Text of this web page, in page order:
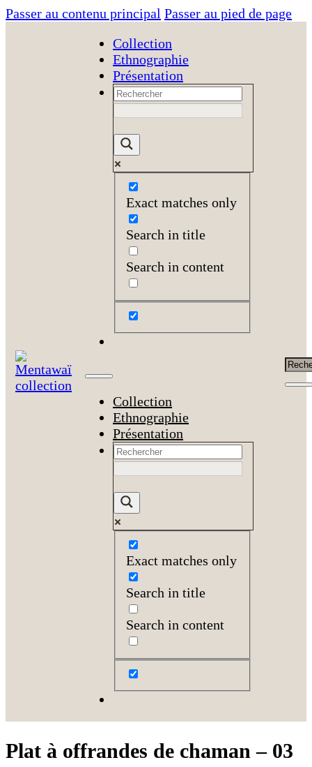
Passer au contenu principal Passer au pied de page
Collection
Ethnographie
Présentation
Exact matches only
Search in title
Search in content
Collection
Ethnographie
Présentation
Exact matches only
Search in title
Search in content
Plat à offrandes de chaman – 03